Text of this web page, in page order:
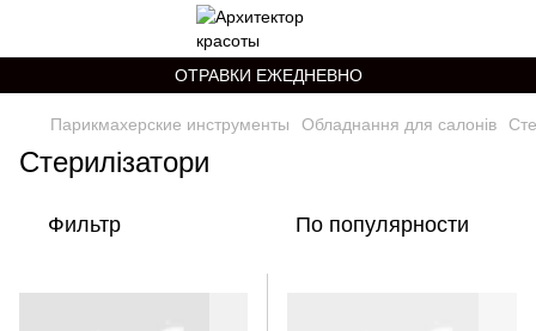
ОТРАВКИ ЕЖЕДНЕВНО
Парикмахерские инструменты Обладнання для салонів
Стерилізатори
Фильтр По популярности